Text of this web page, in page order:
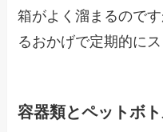
箱がよく溜まるので
るおかげで定期的に
容器類とペットボ